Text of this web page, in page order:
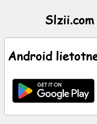
ChatGPT
Wiki
Android